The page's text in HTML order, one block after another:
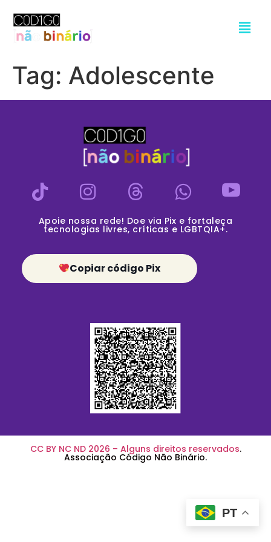
Tag: Adolescente
Apoie nossa rede! Doe via Pix e fortaleça
tecnologias livres, críticas e LGBTQIA+.
Copiar código Pix
CC BY NC ND 2026 – Alguns direitos reservados.
Associação Código Não Binário.
PT